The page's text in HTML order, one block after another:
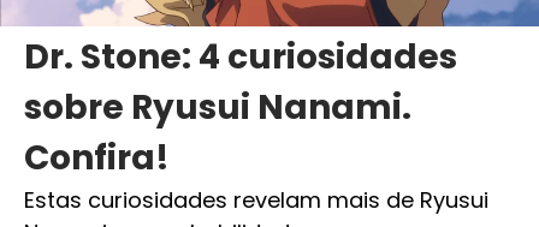
Dr. Stone: 4 curiosidades
sobre Ryusui Nanami.
Confira!
Estas curiosidades revelam mais de Ryusui